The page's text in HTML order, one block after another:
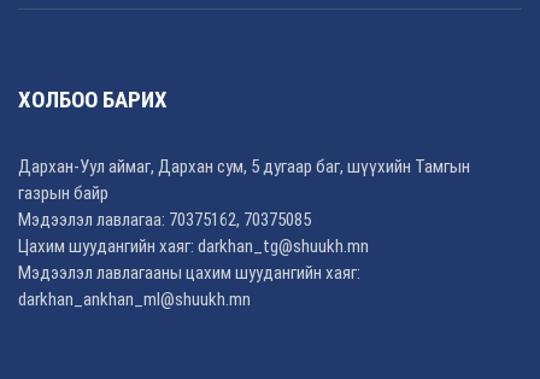
ХОЛБОО БАРИХ
Дархан-Уул аймаг, Дархан сум, 5 дугаар баг, шүүхийн Тамгын
газрын байр
Мэдээлэл лавлагаа: 70375162, 70375085
Цахим шуудангийн хаяг: darkhan_tg@shuukh.mn
Мэдээлэл лавлагааны цахим шуудангийн хаяг:
darkhan_ankhan_ml@shuukh.mn